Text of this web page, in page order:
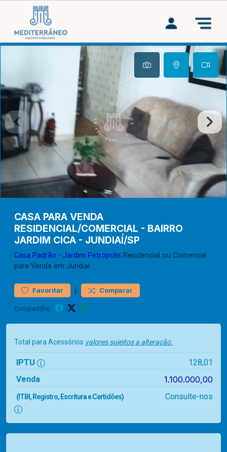
CASA PARA VENDA
RESIDENCIAL/COMERCIAL - BAIRRO
JARDIM CICA - JUNDIAÍ/SP
Casa Padrão - Jardim Petrópolis Residencial ou Comercial
para Venda em Jundiaí
Favoritar | Comparar
Compartilhe:
Total para Acessórios valores sujeitos a alteração.
IPTU
128,01
Venda
1.100.000,00
(ITBI, Registro, Escritura e Certidões) Consulte-nos